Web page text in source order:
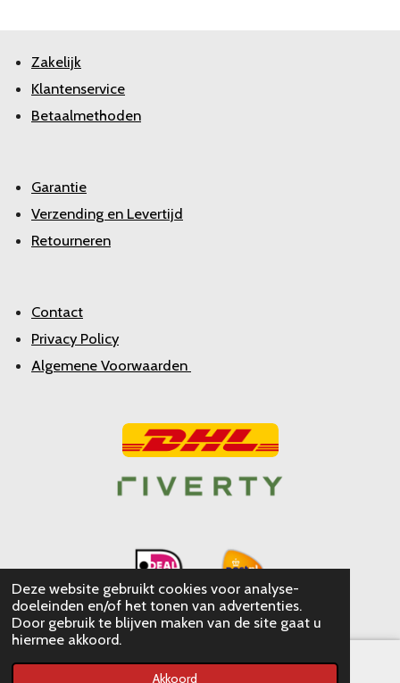
Deze website gebruikt cookies voor analyse-
doeleinden en/of het tonen van advertenties.
Door gebruik te blijven maken van de site gaat u
hiermee akkoord.
Akkoord
Zakelijk
Klantenservice
Betaalmethoden
Garantie
Verzending en Levertijd
Retourneren
Contact
Privacy Policy
Algemene Voorwaarden